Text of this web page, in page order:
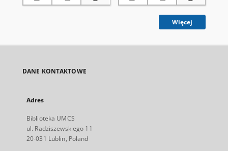
Więcej
DANE KONTAKTOWE
Adres
Biblioteka UMCS
ul. Radziszewskiego 11
20-031 Lublin, Poland